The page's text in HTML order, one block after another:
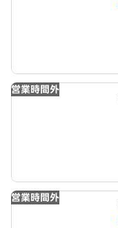
営業時間外
営業時間外